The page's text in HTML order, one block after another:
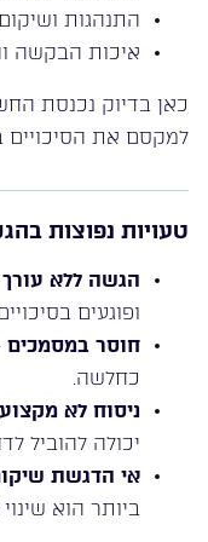
התנהגות ושיקום
איכות הבקשה
כאן בדיוק נכנסת
למקסם את הסיכויים
טעויות נפוצות
הגשה ללא עורך
ופוגעים
חוסר במסמכים
כחלשה.
ניסוח לא
יכולה להוביל
אי הדגשת
ביותר הוא